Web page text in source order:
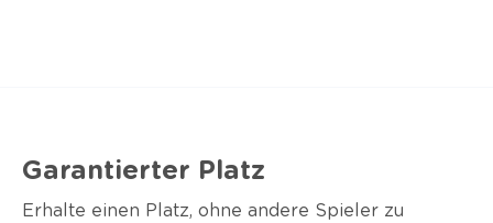
Garantierter Platz
Erhalte einen Platz, ohne andere Spieler zu